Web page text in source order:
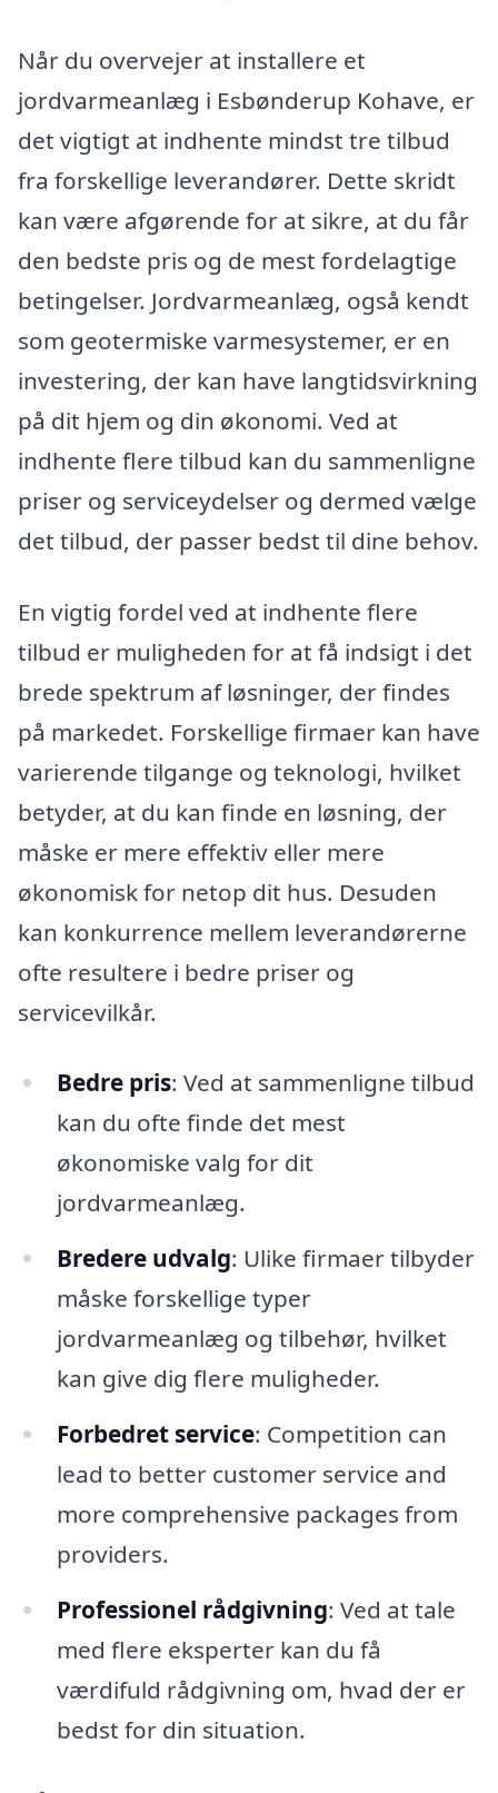
Når du overvejer at installere et
jordvarmeanlæg i Esbønderup Kohave, er
det vigtigt at indhente mindst tre tilbud
fra forskellige leverandører. Dette skridt
kan være afgørende for at sikre, at du får
den bedste pris og de mest fordelagtige
betingelser. Jordvarmeanlæg, også kendt
som geotermiske varmesystemer, er en
investering, der kan have langtidsvirkning
på dit hjem og din økonomi. Ved at
indhente flere tilbud kan du sammenligne
priser og serviceydelser og dermed vælge
det tilbud, der passer bedst til dine behov.
En vigtig fordel ved at indhente flere
tilbud er muligheden for at få indsigt i det
brede spektrum af løsninger, der findes
på markedet. Forskellige firmaer kan have
varierende tilgange og teknologi, hvilket
betyder, at du kan finde en løsning, der
måske er mere effektiv eller mere
økonomisk for netop dit hus. Desuden
kan konkurrence mellem leverandørerne
ofte resultere i bedre priser og
servicevilkår.
Bedre pris: Ved at sammenligne tilbud
kan du ofte finde det mest
økonomiske valg for dit
jordvarmeanlæg.
Bredere udvalg: Ulike firmaer tilbyder
måske forskellige typer
jordvarmeanlæg og tilbehør, hvilket
kan give dig flere muligheder.
Forbedret service: Competition can
lead to better customer service and
more comprehensive packages from
providers.
Professionel rådgivning: Ved at tale
med flere eksperter kan du få
værdifuld rådgivning om, hvad der er
bedst for din situation.